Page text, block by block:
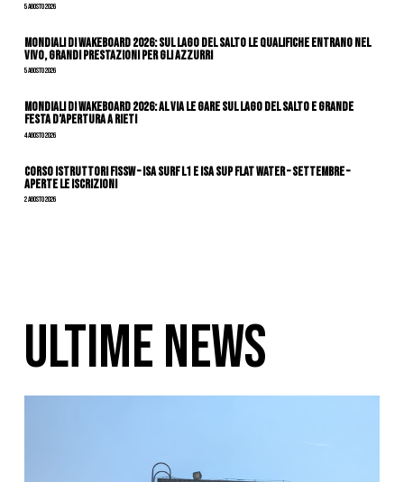
5 Agosto 2026
Mondiali di Wakeboard 2026: sul Lago del Salto le qualifiche entrano nel
vivo, grandi prestazioni per gli azzurri
5 Agosto 2026
Mondiali di Wakeboard 2026: al via le gare sul Lago del Salto e grande
festa d’apertura a Rieti
4 Agosto 2026
CORSO ISTRUTTORI FISSW – ISA SURF L1 e ISA SUP Flat Water – SETTEMBRE –
APERTE LE ISCRIZIONI
2 Agosto 2026
ULTIME NEWS